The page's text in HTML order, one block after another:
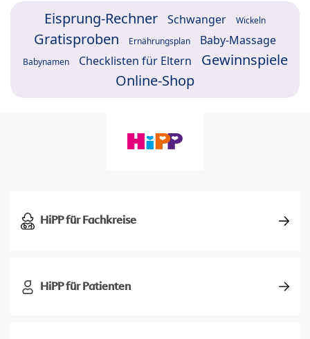
Eisprung-Rechner Schwanger Wickeln
Gratisproben Ernährungsplan Baby-Massage
Babynamen Checklisten für Eltern
Gewinnspiele
Online-Shop
HiPP für Fachkreise
HiPP für Patienten